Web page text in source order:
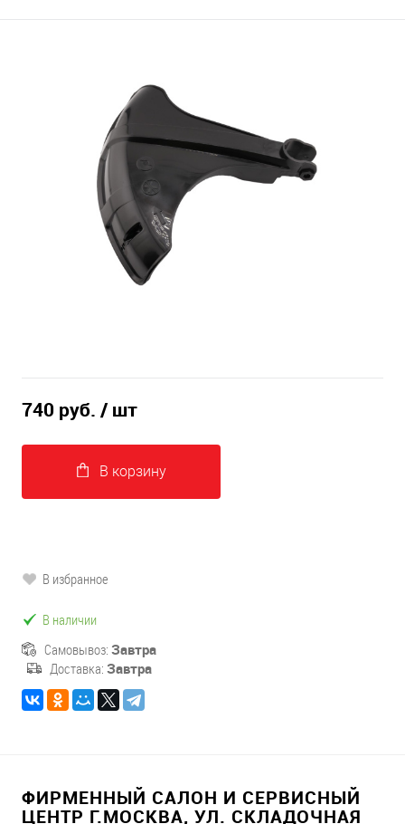
740 руб. / шт
В корзину
В избранное
В наличии
Самовывоз: Завтра
Доставка: Завтра
ФИРМЕННЫЙ САЛОН И СЕРВИСНЫЙ
ЦЕНТР Г.МОСКВА, УЛ. СКЛАДОЧНАЯ